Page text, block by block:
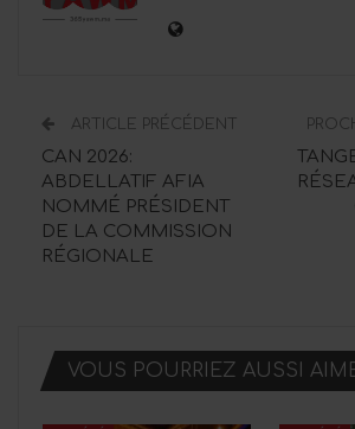
ARTICLE PRÉCÉDENT
CAN 2026:
ABDELLATIF AFIA
NOMMÉ PRÉSIDENT
DE LA COMMISSION
RÉGIONALE
VOUS POURRIEZ AUSSI